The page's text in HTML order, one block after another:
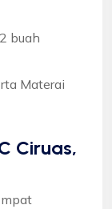
buah
Materai
Ciruas,